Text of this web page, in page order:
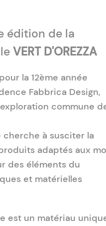
édition de la
VERT D'OREZZA
la 12ème année
Fabbrica Design,
commune
à susciter la
adaptés aux
des éléments du
et matérielles
est un matériau